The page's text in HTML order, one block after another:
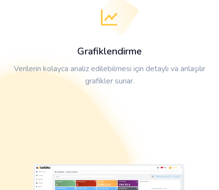
Grafiklendirme
Verilerin kolayca analiz edilebilmesi için detaylı va anlaşılır
grafikler sunar.